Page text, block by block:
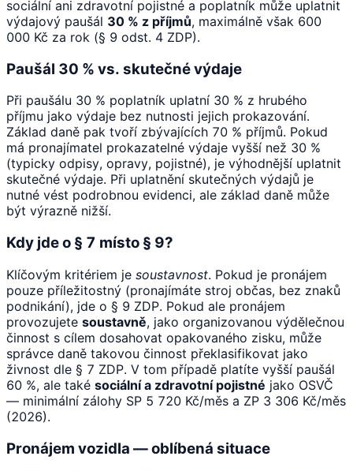
sociální ani zdravotní pojistné a poplatník může uplatnit
výdajový paušál 30 % z příjmů, maximálně však 600
000 Kč za rok (§ 9 odst. 4 ZDP).
Paušál 30 % vs. skutečné výdaje
Při paušálu 30 % poplatník uplatní 30 % z hrubého
příjmu jako výdaje bez nutnosti jejich prokazování.
Základ daně pak tvoří zbývajících 70 % příjmů. Pokud
má pronajímatel prokazatelné výdaje vyšší než 30 %
(typicky odpisy, opravy, pojistné), je výhodnější uplatnit
skutečné výdaje. Při uplatnění skutečných výdajů je
nutné vést podrobnou evidenci, ale základ daně může
být výrazně nižší.
Kdy jde o § 7 místo § 9?
Klíčovým kritériem je soustavnost. Pokud je pronájem
pouze příležitostný (pronajímáte stroj občas, bez znaků
podnikání), jde o § 9 ZDP. Pokud ale pronájem
provozujete soustavně, jako organizovanou výdělečnou
činnost s cílem dosahovat opakovaného zisku, může
správce daně takovou činnost překlasifikovat jako
živnost dle § 7 ZDP. V tom případě platíte vyšší paušál
60 %, ale také sociální a zdravotní pojistné jako OSVČ
— minimální zálohy SP 5 720 Kč/měs a ZP 3 306 Kč/měs
(2026).
Pronájem vozidla — oblíbená situace